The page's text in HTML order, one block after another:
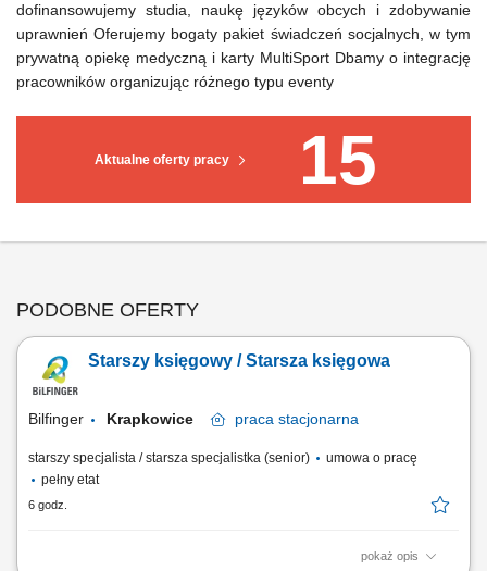
Aktualne oferty pracy 15
dofinansowujemy studia, naukę języków obcych i zdobywanie
uprawnień Oferujemy bogaty pakiet świadczeń socjalnych, w tym
prywatną opiekę medyczną i karty MultiSport Dbamy o integrację
pracowników organizując różnego typu eventy
PODOBNE OFERTY
Starszy księgowy / Starsza księgowa
Bilfinger Krapkowice praca stacjonarna
starszy specjalista / starsza specjalistka (senior)
umowa o pracę
pełny etat
6 godz.
pokaż opis